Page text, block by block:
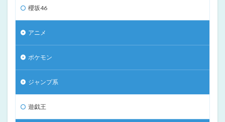
櫻坂46
アニメ
ポケモン
ジャンプ系
遊戯王